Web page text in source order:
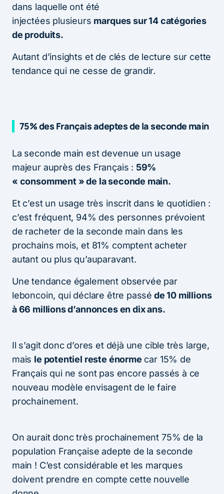
dans laquelle ont été
injectées plusieurs marques sur 14 catégories
de produits.
Autant d’insights et de clés de lecture sur cette
tendance qui ne cesse de grandir.
75% des Français adeptes de la seconde main
La seconde main est devenue un usage
majeur auprès des Français : 59%
« consomment » de la seconde main.
Et c’est un usage très inscrit dans le quotidien :
c’est fréquent, 94% des personnes prévoient
de racheter de la seconde main dans les
prochains mois, et 81% comptent acheter
autant ou plus qu’auparavant.
Une tendance également observée par
leboncoin, qui déclare être passé de 10 millions
à 66 millions d’annonces en dix ans.
Il s’agit donc d’ores et déjà une cible très large,
mais le potentiel reste énorme car 15% de
Français qui ne sont pas encore passés à ce
nouveau modèle envisagent de le faire
prochainement.
On aurait donc très prochainement 75% de la
population Française adepte de la seconde
main ! C’est considérable et les marques
doivent prendre en compte cette nouvelle